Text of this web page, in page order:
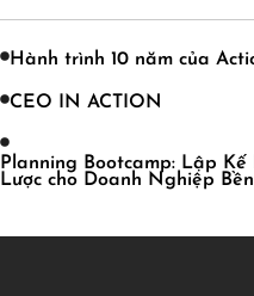
Hành trình 10 năm của
CEO IN ACTION
Planning Bootcamp: Lập
Lược cho Doanh Nghiệp